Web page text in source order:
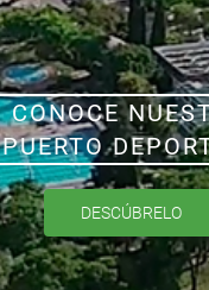
CONOCE
PUERTO
DESCÚBRELO